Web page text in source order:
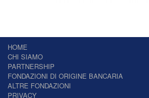
HOME
CHI SIAMO
PARTNERSHIP
FONDAZIONI DI ORIGINE BANCARIA
ALTRE FONDAZIONI
PRIVACY